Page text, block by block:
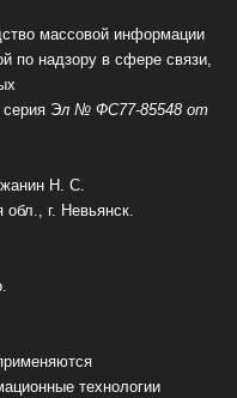
массовой информации
по надзору в сфере связи,
серия Эл № ФС77-85548 от
Н. С.
г. Невьянск.
технологии